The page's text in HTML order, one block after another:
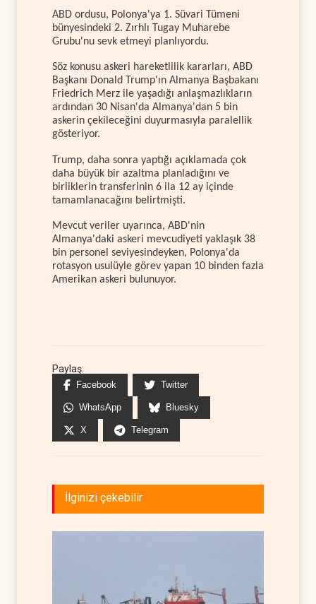
ABD ordusu, Polonya'ya 1. Süvari Tümeni
bünyesindeki 2. Zırhlı Tugay Muharebe
Grubu'nu sevk etmeyi planlıyordu.
Söz konusu askeri hareketlilik kararları, ABD
Başkanı Donald Trump'ın Almanya Başbakanı
Friedrich Merz ile yaşadığı anlaşmazlıkların
ardından 30 Nisan'da Almanya'dan 5 bin
askerin çekileceğini duyurmasıyla paralellik
gösteriyor.
Trump, daha sonra yaptığı açıklamada çok
daha büyük bir azaltma planladığını ve
birliklerin transferinin 6 ila 12 ay içinde
tamamlanacağını belirtmişti.
Mevcut veriler uyarınca, ABD'nin
Almanya'daki askeri mevcudiyeti yaklaşık 38
bin personel seviyesindeyken, Polonya'da
rotasyon usulüyle görev yapan 10 binden fazla
Amerikan askeri bulunuyor.
Paylaş:
Facebook Twitter
WhatsApp Bluesky
X Telegram
İlginizi çekebilir